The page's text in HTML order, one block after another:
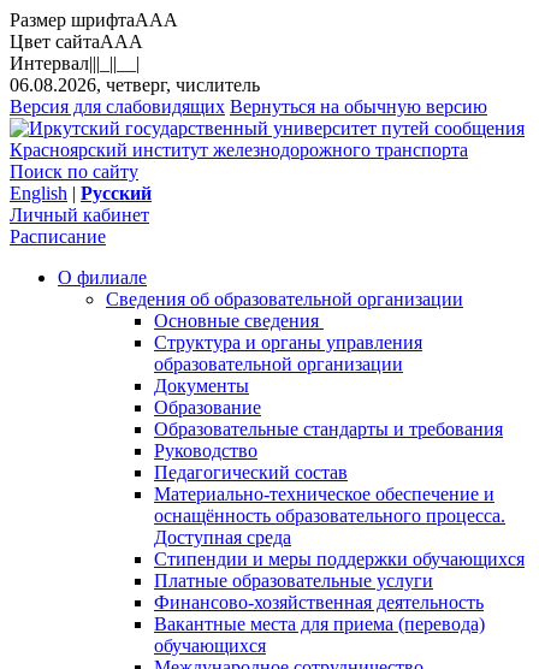
Размер шрифтаAAA
Цвет сайтаAAA
Интервал|||_||__|
06.08.2026, четверг, числитель
Версия для слабовидящих Вернуться на обычную версию
Красноярский институт железнодорожного транспорта
Поиск по сайту
English | Русский
Личный кабинет
Расписание
О филиале
Сведения об образовательной организации
Основные сведения
Структура и органы управления
образовательной организации
Документы
Образование
Образовательные стандарты и требования
Руководство
Педагогический состав
Материально-техническое обеспечение и
оснащённость образовательного процесса.
Доступная среда
Стипендии и меры поддержки обучающихся
Платные образовательные услуги
Финансово-хозяйственная деятельность
Вакантные места для приема (перевода)
обучающихся